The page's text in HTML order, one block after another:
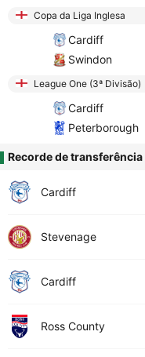
Copa da Liga Inglesa
Cardiff
Swindon
League One (3ª Divisão)
Cardiff
Peterborough
Recorde de transferência
Cardiff
Stevenage
Cardiff
Ross County